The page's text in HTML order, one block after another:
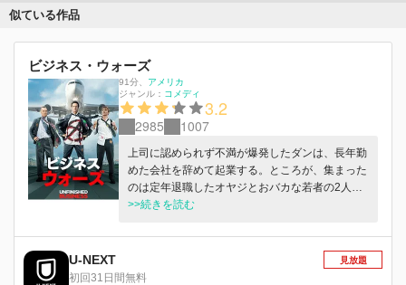
似ている作品
ビジネス・ウォーズ
91分
アメリカ
ジャンル： コメディ
3.2
2985 1007
上司に認められず不満が爆発したダンは、長年勤
めた会社を辞めて起業する。ところが、集まった
のは定年退職したオヤジとおバカな若者の2人だ
け。悪戦苦闘の末、大企業との取引がまとまった
の元上司が現れ…。
>>続きを読む
U-NEXT
初回31日間無料
見放題